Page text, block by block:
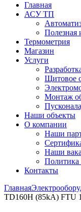
Главная
АСУ ТП
Полезная
Термометрия
Магазин
Услуги
Щитовое
Монтаж
Наши объекты
О компании
Наши
Наши
Политика
Контакты
Главная
TD160H (85kA) FTU